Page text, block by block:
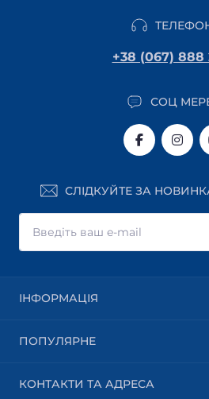
+38 (067) 888
СОЦ
СЛІДКУЙТЕ ЗА
ІНФОРМАЦІЯ
Доставка
Користувацька угода
ПОПУЛЯРНЕ
Шпон
КОНТАКТИ ТА АДРЕСА